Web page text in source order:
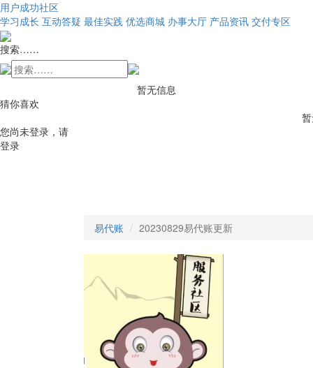
用户成功社区
学习成长 互动答疑 最佳实践 优选商城 办事大厅 产品资讯 交付专区
搜索……
暂无信息
猜你喜欢
您尚未登录，请
登录
易代账 20230829易代账更新